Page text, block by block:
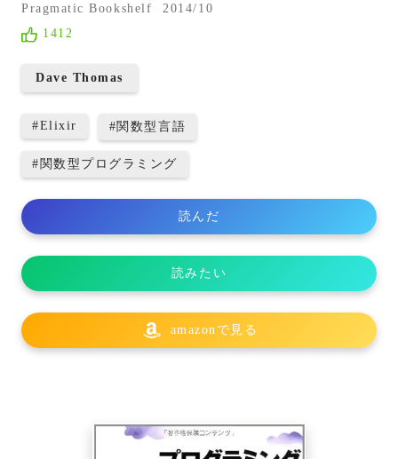
Pragmatic Bookshelf
2014/10
1412
Dave Thomas
#Elixir #関数型言語
# 関数型プログラミング
読んだ
読みたい
amazonで見る